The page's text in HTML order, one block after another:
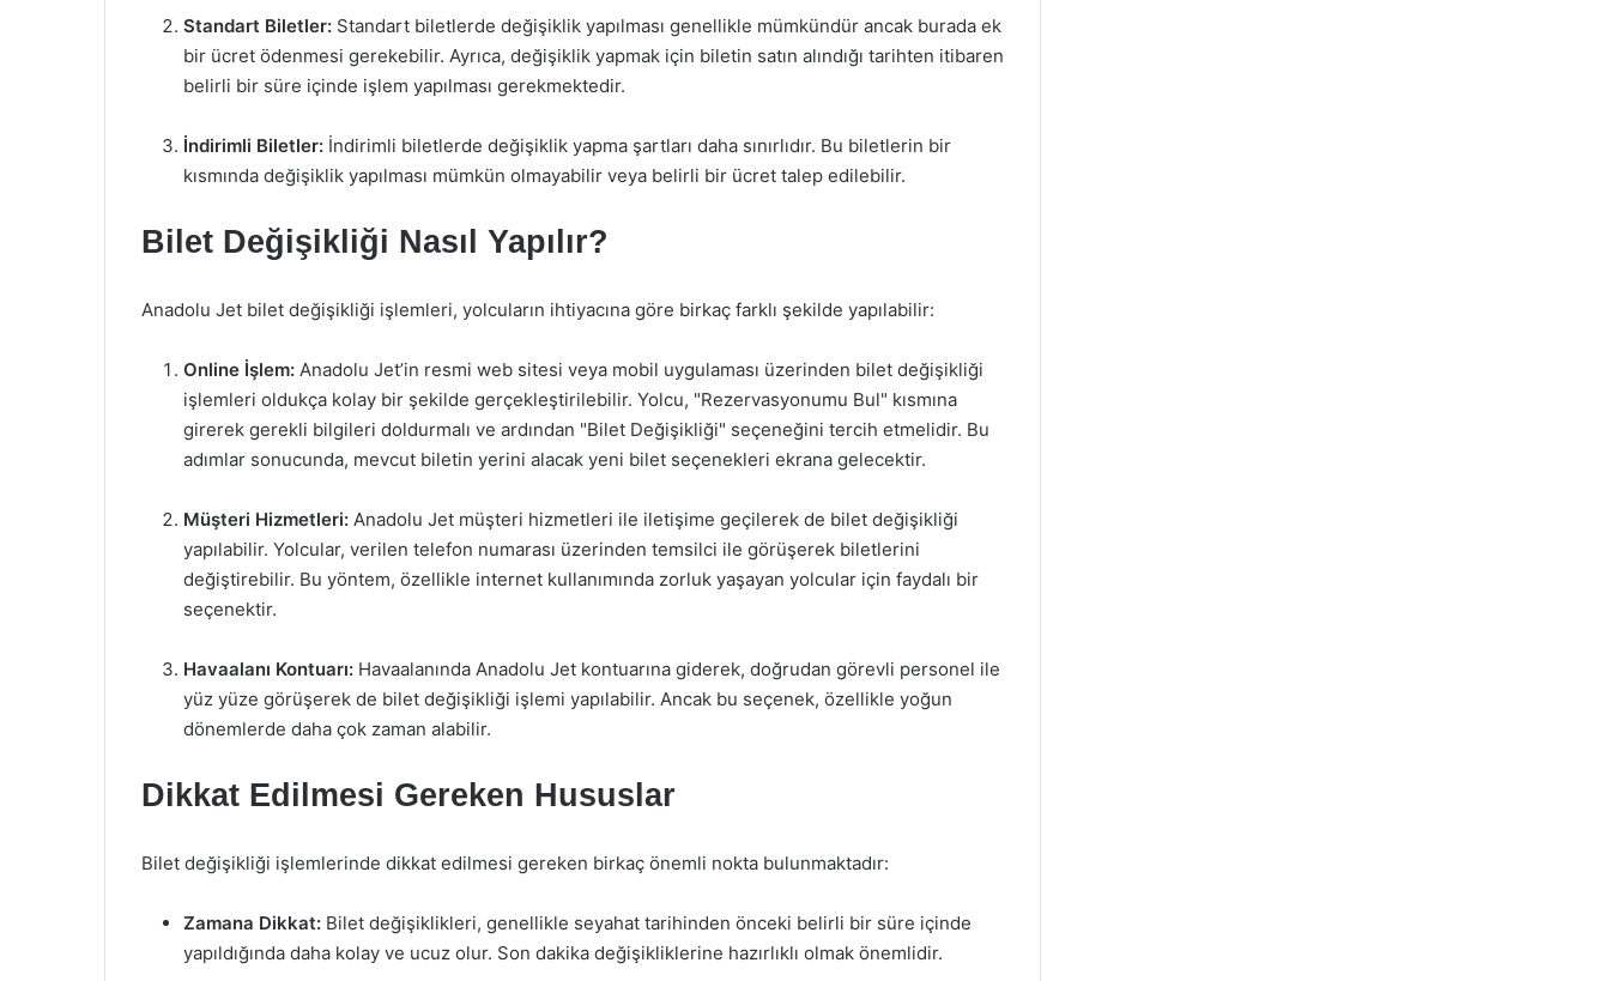
Standart Biletler: Standart biletlerde değişiklik yapılması genellikle mümkündür ancak burada ek
bir ücret ödenmesi gerekebilir. Ayrıca, değişiklik yapmak için biletin satın alındığı tarihten itibaren
belirli bir süre içinde işlem yapılması gerekmektedir.
İndirimli Biletler: İndirimli biletlerde değişiklik yapma şartları daha sınırlıdır. Bu biletlerin bir
kısmında değişiklik yapılması mümkün olmayabilir veya belirli bir ücret talep edilebilir.
Bilet Değişikliği Nasıl Yapılır?
Anadolu Jet bilet değişikliği işlemleri, yolcuların ihtiyacına göre birkaç farklı şekilde yapılabilir:
Online İşlem: Anadolu Jet’in resmi web sitesi veya mobil uygulaması üzerinden bilet değişikliği
işlemleri oldukça kolay bir şekilde gerçekleştirilebilir. Yolcu, "Rezervasyonumu Bul" kısmına
girerek gerekli bilgileri doldurmalı ve ardından "Bilet Değişikliği" seçeneğini tercih etmelidir. Bu
adımlar sonucunda, mevcut biletin yerini alacak yeni bilet seçenekleri ekrana gelecektir.
Müşteri Hizmetleri: Anadolu Jet müşteri hizmetleri ile iletişime geçilerek de bilet değişikliği
yapılabilir. Yolcular, verilen telefon numarası üzerinden temsilci ile görüşerek biletlerini
değiştirebilir. Bu yöntem, özellikle internet kullanımında zorluk yaşayan yolcular için faydalı bir
seçenektir.
Havaalanı Kontuarı: Havaalanında Anadolu Jet kontuarına giderek, doğrudan görevli personel ile
yüz yüze görüşerek de bilet değişikliği işlemi yapılabilir. Ancak bu seçenek, özellikle yoğun
dönemlerde daha çok zaman alabilir.
Dikkat Edilmesi Gereken Hususlar
Bilet değişikliği işlemlerinde dikkat edilmesi gereken birkaç önemli nokta bulunmaktadır:
Zamana Dikkat: Bilet değişiklikleri, genellikle seyahat tarihinden önceki belirli bir süre içinde
yapıldığında daha kolay ve ucuz olur. Son dakika değişikliklerine hazırlıklı olmak önemlidir.